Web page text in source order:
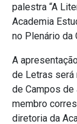
palestra “A
Academia
no Plenário da
A
de Letras será
de Campos
membro
diretoria da